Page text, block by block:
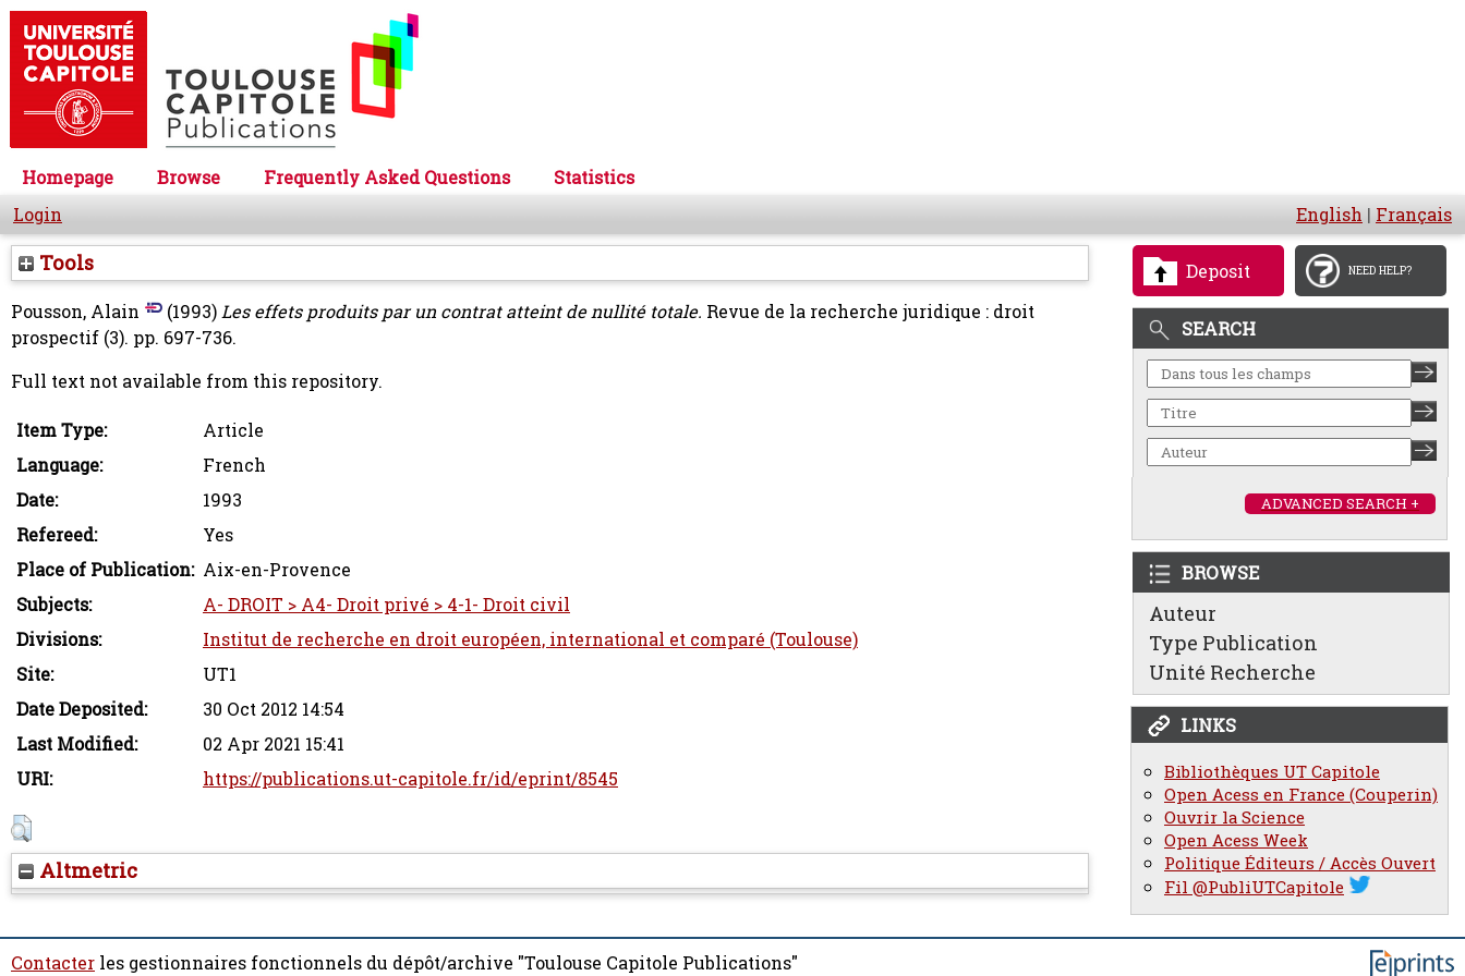
Homepage Browse Frequently Asked Questions
Statistics
Login
English | Français
Deposit NEED HELP?
SEARCH
ADVANCED SEARCH +
BROWSE
Auteur
Type Publication
Unité Recherche
LINKS
Bibliothèques UT Capitole
Open Acess en France (Couperin)
Ouvrir la Science
Open Acess Week
Politique Éditeurs / Accès Ouvert
Fil @PubliUTCapitole
Tools
Pousson, Alain (1993)Les effets produits par un contrat atteint de nullité totale. Revue de la recherche juridique : droit
prospectif (3). pp. 697-736.
Full text not available from this repository.
Item Type:
Article
Language:
French
Date:
1993
Refereed:
Yes
Place of Publication: Aix-en-Provence
Subjects:
A- DROIT > A4- Droit privé > 4-1- Droit civil
Divisions:
Institut de recherche en droit européen, international et comparé (Toulouse)
Site:
UT1
Date Deposited:
30 Oct 2012 14:54
Last Modified:
02 Apr 2021 15:41
URI:
https://publications.ut-capitole.fr/id/eprint/8545
Altmetric
Contacter les gestionnaires fonctionnels du dépôt/archive "Toulouse Capitole Publications"